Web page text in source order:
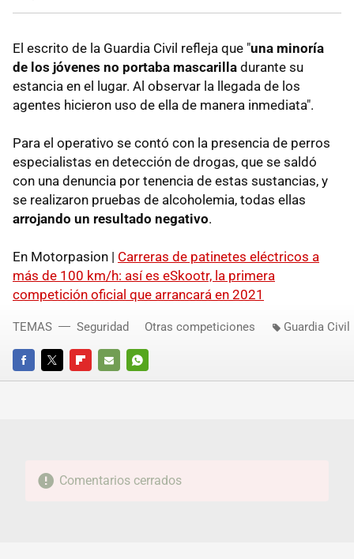
El escrito de la Guardia Civil refleja que "una minoría
de los jóvenes no portaba mascarilla durante su
estancia en el lugar. Al observar la llegada de los
agentes hicieron uso de ella de manera inmediata".
Para el operativo se contó con la presencia de perros
especialistas en detección de drogas, que se saldó
con una denuncia por tenencia de estas sustancias, y
se realizaron pruebas de alcoholemia, todas ellas
arrojando un resultado negativo.
En Motorpasion | Carreras de patinetes eléctricos a
más de 100 km/h: así es eSkootr, la primera
competición oficial que arrancará en 2021
FACEBOOKTWITTERFLIPBOARD
E-
WHATSAPP
TEMAS Seguridad Otras competiciones Guardia Civil
Comentarios cerrados